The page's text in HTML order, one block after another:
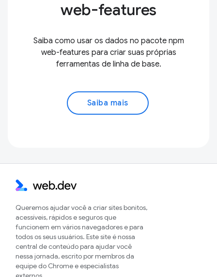
web-features
Saiba como usar os dados no pacote npm
web-features para criar suas próprias
ferramentas de linha de base.
Saiba mais
Queremos ajudar você a criar sites bonitos,
acessíveis, rápidos e seguros que
funcionem em vários navegadores e para
todos os seus usuários. Este site é nossa
central de conteúdo para ajudar você
nessa jornada, escrito por membros da
equipe do Chrome e especialistas